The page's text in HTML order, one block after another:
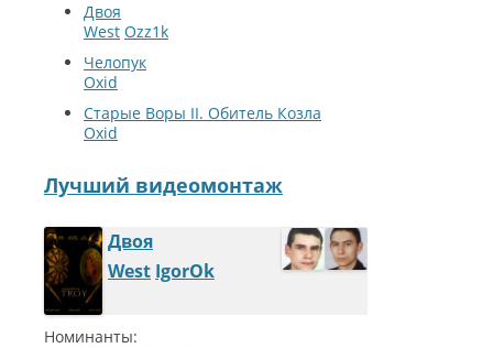
Двоя
West Ozz1k
Челопук
Oxid
Старые Воры II. Обитель Козла
Oxid
Лучший видеомонтаж
Двоя
West IgorOk
Номинанты: